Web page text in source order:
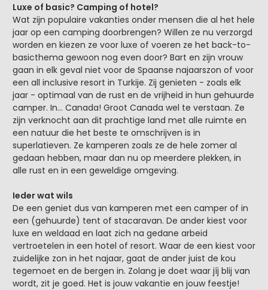
Luxe of basic? Camping of hotel?
Wat zijn populaire vakanties onder mensen die al het hele
jaar op een camping doorbrengen? Willen ze nu verzorgd
worden en kiezen ze voor luxe of voeren ze het back-to-
basicthema gewoon nog even door? Bart en zijn vrouw
gaan in elk geval niet voor de Spaanse najaarszon of voor
een all inclusive resort in Turkije. Zij genieten - zoals elk
jaar - optimaal van de rust en de vrijheid in hun gehuurde
camper. In… Canada! Groot Canada wel te verstaan. Ze
zijn verknocht aan dit prachtige land met alle ruimte en
een natuur die het beste te omschrijven is in
superlatieven. Ze kamperen zoals ze de hele zomer al
gedaan hebben, maar dan nu op meerdere plekken, in
alle rust en in een geweldige omgeving.
Ieder wat wils
De een geniet dus van kamperen met een camper of in
een (gehuurde) tent of stacaravan. De ander kiest voor
luxe en weldaad en laat zich na gedane arbeid
vertroetelen in een hotel of resort. Waar de een kiest voor
zuidelijke zon in het najaar, gaat de ander juist de kou
tegemoet en de bergen in. Zolang je doet waar jíj blij van
wordt, zit je goed. Het is jouw vakantie en jouw feestje!